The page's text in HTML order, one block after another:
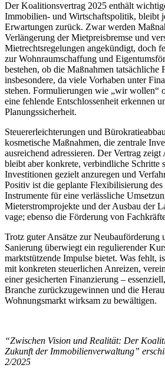
Der Koalitionsvertrag 2025 enthält
Immobilien- und Wirtschaftspolitik, bleibt
Erwartungen zurück. Zwar werden
Verlängerung der Mietpreisbremse und
Mietrechtsregelungen angekündigt, doch
zur Wohnraumschaffung und
bestehen, ob die Maßnahmen tatsächliche
insbesondere, da viele Vorhaben unter
stehen. Formulierungen wie „wir wollen“
eine fehlende Entschlossenheit erkennen
Planungssicherheit.
Steuererleichterungen und
kosmetische Maßnahmen, die zentrale
ausreichend adressieren. Der Vertrag
bleibt aber konkrete, verbindliche Schritte
Investitionen gezielt anzuregen und
Positiv ist die geplante Flexibilisierung
Instrumente für eine verlässliche
Mieterstromprojekte und der Ausbau der
vage; ebenso die Förderung von
Trotz guter Ansätze zur Neubauförderung
Sanierung überwiegt ein regulierender
marktstützende Impulse bietet. Was fehlt,
mit konkreten steuerlichen Anreizen,
einer gesicherten Finanzierung –
Branche zurückzugewinnen und die
Wohnungsmarkt wirksam zu bewältigen.
“Zwischen Vision und Realität: Der
Zukunft der Immobilienverwaltung”
2/2025